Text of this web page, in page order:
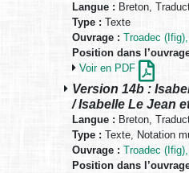
Langue : Breton,
Type : Texte
Ouvrage : Troadec
Position dans
Voir en PDF
Version 14b :
/ Isabelle Le Jean
Langue : Breton,
Type : Texte, Notation
Ouvrage : Troadec
Position dans